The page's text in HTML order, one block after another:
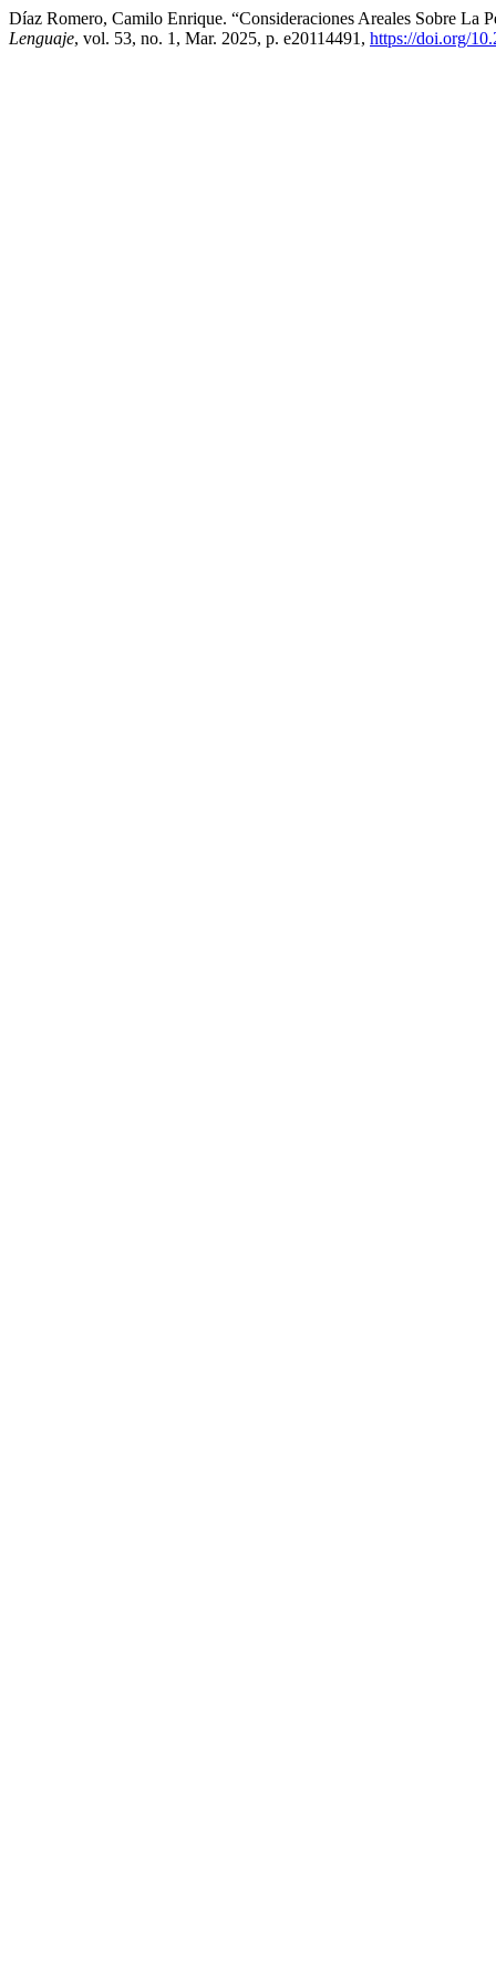
Díaz Romero, Camilo Enrique. “Consideraciones Areales Sobre
Lenguaje, vol. 53, no. 1, Mar. 2025, p. e20114491, https://doi.org/